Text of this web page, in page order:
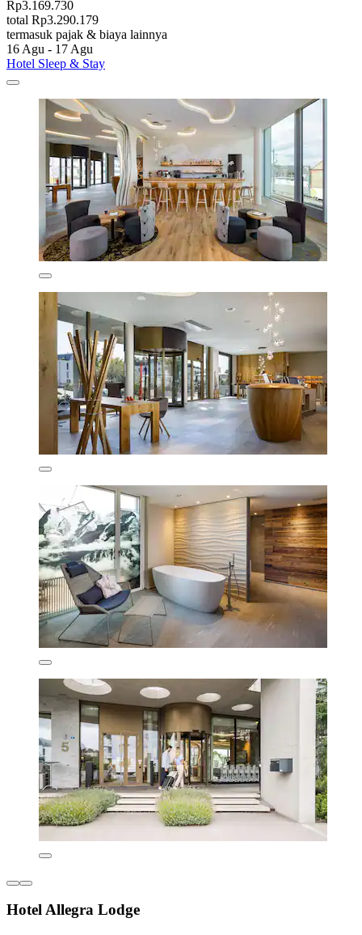
Rp3.169.730
total Rp3.290.179
termasuk pajak & biaya lainnya
16 Agu - 17 Agu
Hotel Sleep & Stay
Hotel Allegra Lodge